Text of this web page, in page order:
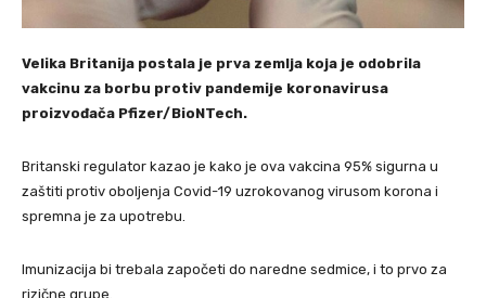
Velika Britanija postala je prva zemlja koja je odobrila
vakcinu za borbu protiv pandemije koronavirusa
proizvođača Pfizer/BioNTech.
Britanski regulator kazao je kako je ova vakcina 95% sigurna u
zaštiti protiv oboljenja Covid-19 uzrokovanog virusom korona i
spremna je za upotrebu.
Imunizacija bi trebala započeti do naredne sedmice, i to prvo za
rizične grupe.